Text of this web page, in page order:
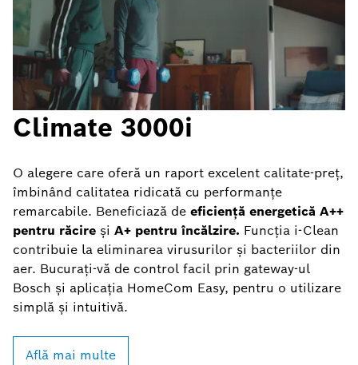
Climate 3000i
O alegere care oferă un raport excelent calitate-preț,
îmbinând calitatea ridicată cu performanțe
remarcabile. Beneficiază de eficiență energetică A++
pentru răcire și A+ pentru încălzire. Funcția i-Clean
contribuie la eliminarea virusurilor și bacteriilor din
aer. Bucurați-vă de control facil prin gateway-ul
Bosch și aplicația HomeCom Easy, pentru o utilizare
simplă și intuitivă.
Află mai multe